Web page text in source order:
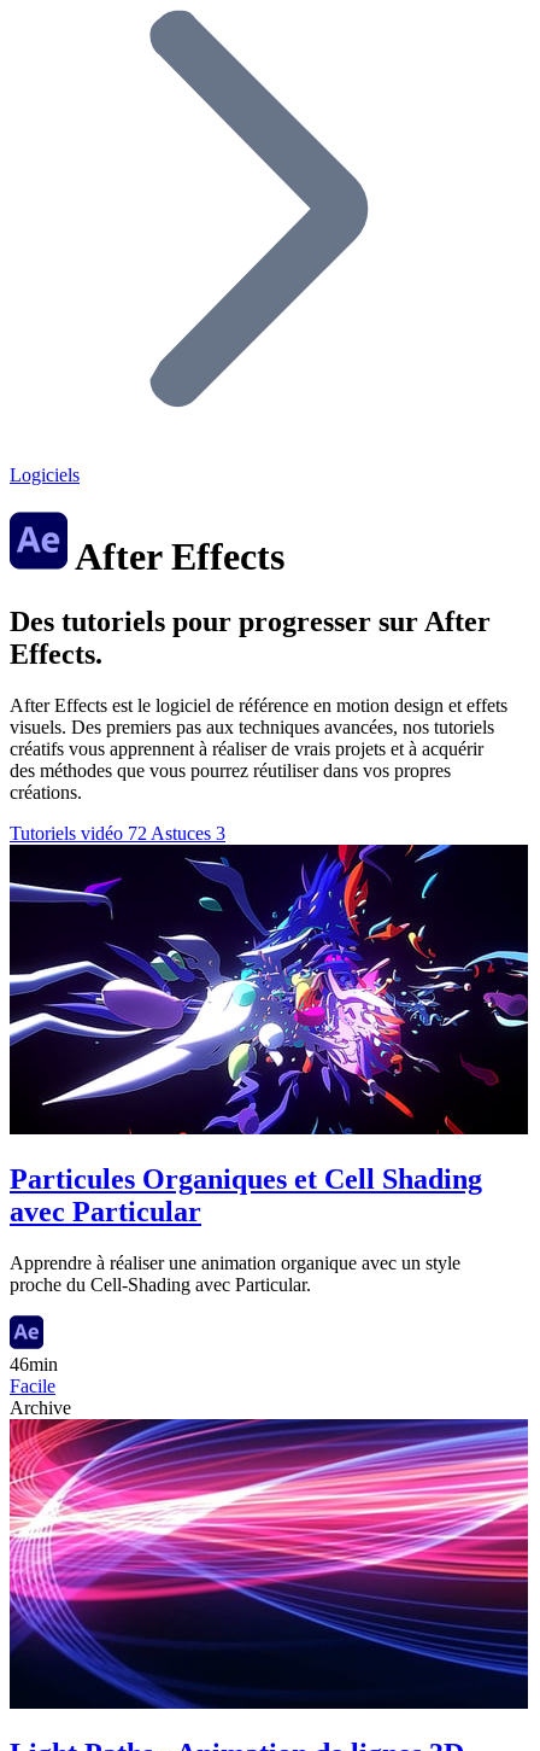
Logiciels
After Effects
Des tutoriels pour progresser sur After
Effects.
After Effects est le logiciel de référence en motion design et effets
visuels. Des premiers pas aux techniques avancées, nos tutoriels
créatifs vous apprennent à réaliser de vrais projets et à acquérir
des méthodes que vous pourrez réutiliser dans vos propres
créations.
Tutoriels vidéo 72 Astuces 3
Particules Organiques et Cell Shading
avec Particular
Apprendre à réaliser une animation organique avec un style
proche du Cell-Shading avec Particular.
46min
Facile
Archive